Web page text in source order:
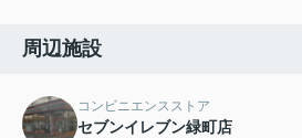
周辺施設
コンビニエンスストア
セブンイレブン緑町店